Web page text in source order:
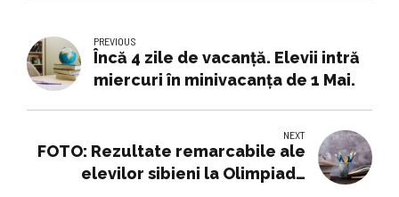
PREVIOUS
Încă 4 zile de vacanță. Elevii intră
miercuri în minivacanța de 1 Mai.
NEXT
FOTO: Rezultate remarcabile ale
elevilor sibieni la Olimpiada